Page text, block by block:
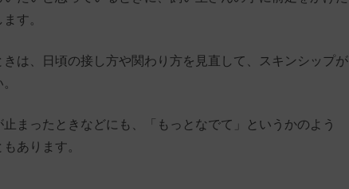
す。
は、日頃の接し方や関わり方を見直して、スキンシップが
まったときなどにも、「もっとなでて」というかのよう
あります。